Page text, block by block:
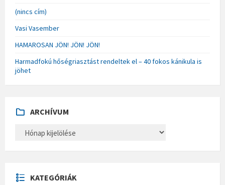
(nincs cím)
Vasi Vasember
HAMAROSAN JÖN! JÖN! JÖN!
Harmadfokú hőségriasztást rendeltek el – 40 fokos kánikula is
jöhet
ARCHÍVUM
H
U
M
KATEGÓRIÁK